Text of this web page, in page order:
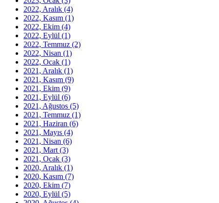
2022, Aralık (4)
2022, Kasım (1)
2022, Ekim (4)
2022, Eylül (1)
2022, Temmuz (2)
2022, Nisan (1)
2022, Ocak (1)
2021, Aralık (1)
2021, Kasım (9)
2021, Ekim (9)
2021, Eylül (6)
2021, Ağustos (5)
2021, Temmuz (1)
2021, Haziran (6)
2021, Mayıs (4)
2021, Nisan (6)
2021, Mart (3)
2021, Ocak (3)
2020, Aralık (1)
2020, Kasım (7)
2020, Ekim (7)
2020, Eylül (5)